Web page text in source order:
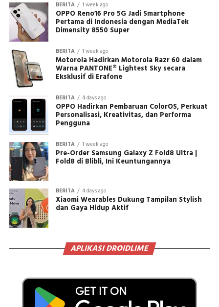
BERITA 1 week ago
OPPO Reno16 Pro 5G Jadi Smartphone
Pertama di Indonesia dengan MediaTek
Dimensity 8550 Super
BERITA 1 week ago
Motorola Hadirkan Motorola Razr 60 dalam
Warna PANTONE® Lightest Sky secara
Eksklusif di Erafone
BERITA 4 days ago
OPPO Hadirkan Pembaruan ColorOS, Perkuat
Personalisasi, Kreativitas, dan Performa
Pengguna
BERITA 1 week ago
Pre-Order Samsung Galaxy Z Fold8 Ultra |
Fold8 di Blibli, Ini Keuntungannya
BERITA 4 days ago
Xiaomi Wearables Dukung Tampilan Stylish
dan Gaya Hidup Aktif
APLIKASI DROIDLIME